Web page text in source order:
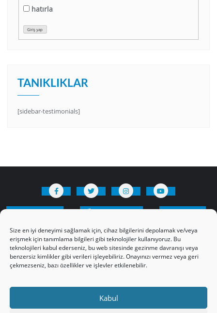
Size en iyi deneyimi sağlamak için, cihaz bilgilerini depolamak ve/veya
erişmek için tanımlama bilgileri gibi teknolojiler kullanıyoruz. Bu
teknolojileri kabul ederseniz, bu web sitesinde gezinme davranışı veya
benzersiz kimlikler gibi verileri işleyebiliriz. Onayınızı vermez veya geri
çekmezseniz, bazı özellikler ve işlevler etkilenebilir.
Kabul
hatırla
Giriş yap
TANIKLIKLAR
[sidebar-testimonials]
HAKKIMIZDA Üyelik Kuralları
Bize Yazın
Makaleler
Online Kutsal Kitap
Video Öğrencilik Dersleri
ABNSAT Türkiye – Canlı İzleyin
Üye Girişi
Kayıt
Register
Paltalk Sohbet Odası